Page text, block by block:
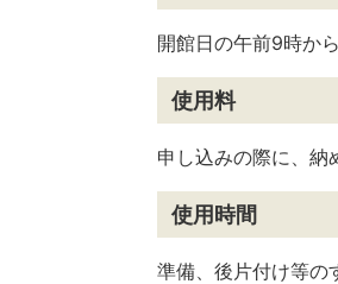
開館日の午前9時か
使用料
申し込みの際に、納
使用時間
準備、後片付け等の